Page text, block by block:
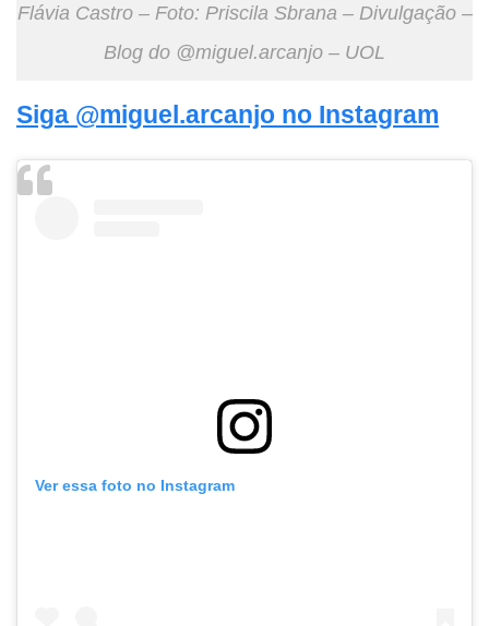
Flávia Castro – Foto: Priscila Sbrana – Divulgação –
Blog do @miguel.arcanjo – UOL
Siga @miguel.arcanjo no Instagram
Ver essa foto no Instagram